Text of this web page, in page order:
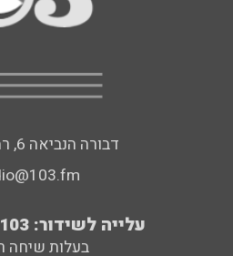
דבורה הנביאה 6, רמת השרון
עלייה לשידור: 0552-103-103
בעלות שיחה